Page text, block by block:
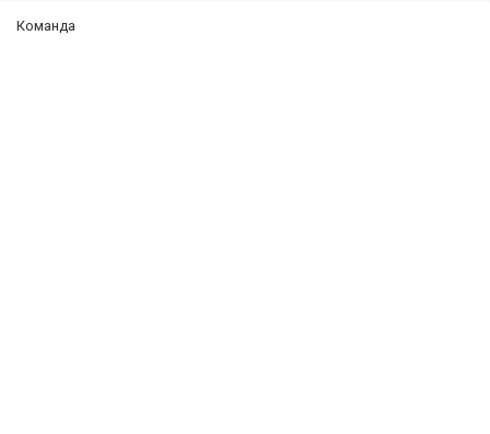
Команда